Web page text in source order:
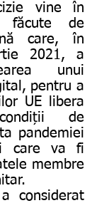
făcute de
care, în
2021, a
unui
pentru a
UE libera
de
pandemiei
care va fi
membre